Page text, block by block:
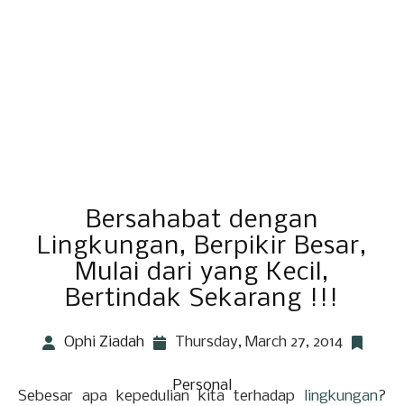
Bersahabat dengan
Lingkungan, Berpikir Besar,
Mulai dari yang Kecil,
Bertindak Sekarang !!!
Ophi Ziadah Thursday, March 27, 2014
Personal
Sebesar apa kepedulian kita terhadap lingkungan?